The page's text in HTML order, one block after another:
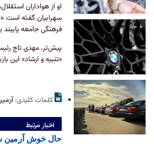
او از هواداران
سهرابیان گفته است
فرهنگی جامعه پایبند
پیش‌تر، مهدی تاج
«تنبیه و ارشاد» این
کلمات کلیدی:
اخبار مرتبط
حال خوش آرمین